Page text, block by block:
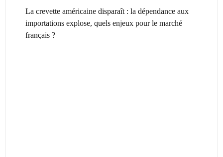
La crevette américaine disparaît : la dépendance aux
importations explose, quels enjeux pour le marché
français ?